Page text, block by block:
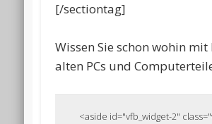
[/sectiontag]
Wissen Sie schon wohin mit
alten PCs und
<aside id="vfb_widget-2"